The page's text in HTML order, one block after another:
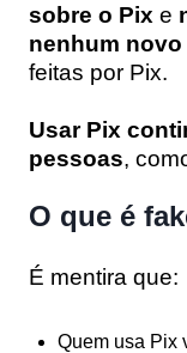
sobre o Pix e
nenhum
feitas por Pix.
Usar Pix
pessoas,
O que é
É mentira que:
Quem usa Pix